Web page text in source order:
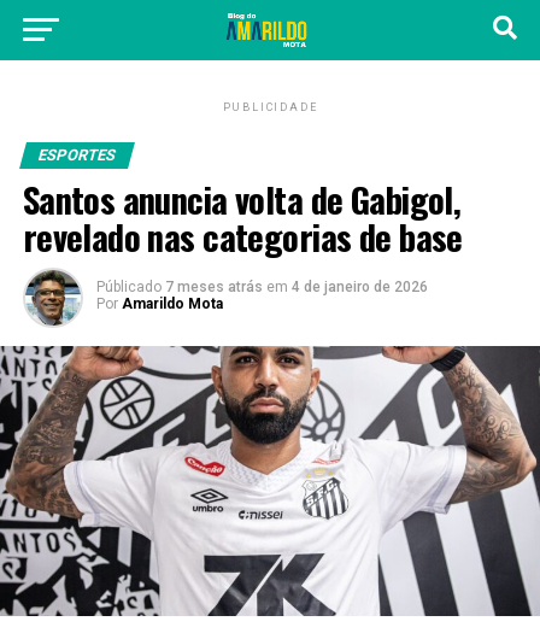
PUBLICIDADE
ESPORTES
Santos anuncia volta de Gabigol,
revelado nas categorias de base
Públicado 7 meses atrás em 4 de janeiro de 2026
Por Amarildo Mota